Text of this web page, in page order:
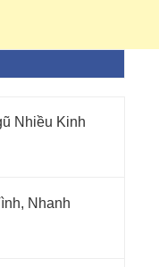
Nhiều Kinh
Nhanh